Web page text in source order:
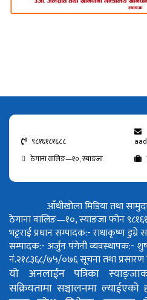
९८१६१८१६८८
ठेगाना वालिङ—१०, स्याङजा
आँधीखोला मिडिया तथा
ठेगाना वालिङ—१०, स्याङजा फोन
भट्टराईप्रधान सम्पादक:- राधाकृष्ण डुम्रे
सम्पादक:- अर्जुन पंगेनीव्यवस्थापक:-
नं.२१८३६८/७५/०७६सूचना तथा प्रसारण
यो अनलाईन पत्रिका
सक्रियतामा सञ्चालनमा ल्याईएको